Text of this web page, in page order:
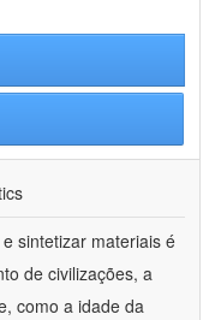
sintetizar materiais é
de civilizações, a
como a idade da